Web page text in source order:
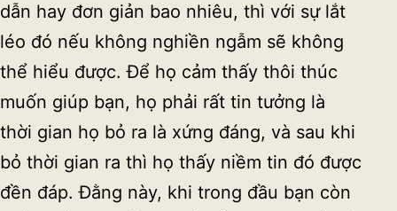
dẫn hay đơn giản bao nhiêu, thì với sự lắt
léo đó nếu không nghiền ngẫm sẽ không
thể hiểu được. Để họ cảm thấy thôi thúc
muốn giúp bạn, họ phải rất tin tưởng là
thời gian họ bỏ ra là xứng đáng, và sau khi
bỏ thời gian ra thì họ thấy niềm tin đó được
đền đáp. Đằng này, khi trong đầu bạn còn